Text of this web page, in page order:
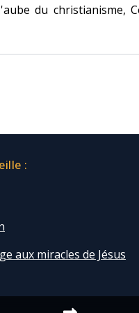
du christianisme,
:
aux miracles de Jésus